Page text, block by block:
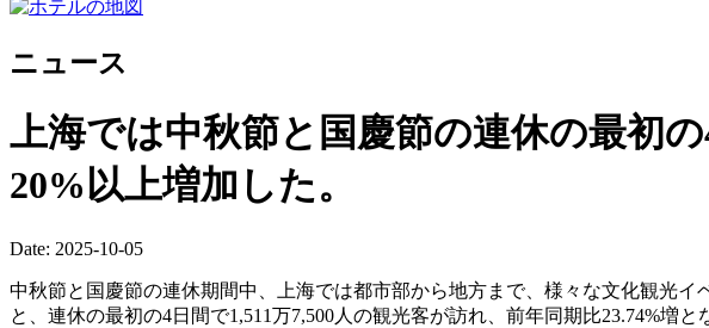
ニュース
上海では中秋節と国慶節の連休の最初
20%以上増加した。
Date: 2025-10-05
中秋節と国慶節の連休期間中、上海では都市部から地方まで、様々な文化観光
と、連休の最初の4日間で1,511万7,500人の観光客が訪れ、前年同期比23.74%増